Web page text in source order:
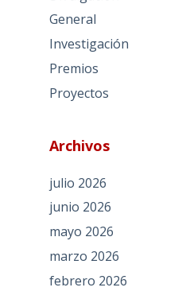
General
Investigación
Premios
Proyectos
Archivos
julio 2026
junio 2026
mayo 2026
marzo 2026
febrero 2026